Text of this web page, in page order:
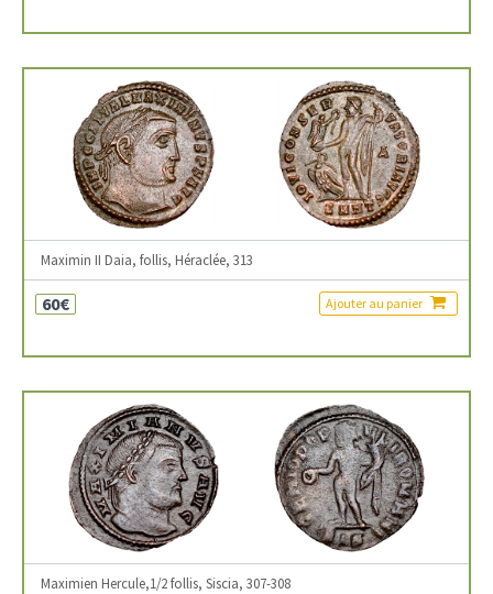
Maximin II Daia, follis, Héraclée, 313
60€ Ajouter au panier
Maximien Hercule,1/2 follis, Siscia, 307-308